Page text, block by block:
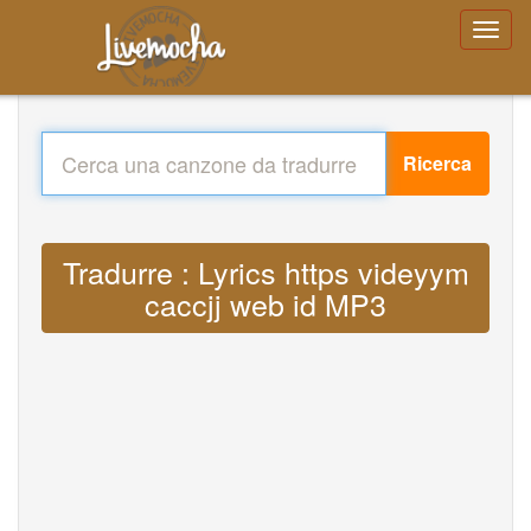
Ricerca
Tradurre : Lyrics https videyym
caccjj web id MP3